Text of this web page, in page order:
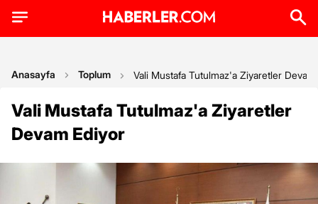
Anasayfa Toplum Vali Mustafa Tutulmaz'a Ziyaretler
Vali Mustafa Tutulmaz'a Ziyaretler
Devam Ediyor